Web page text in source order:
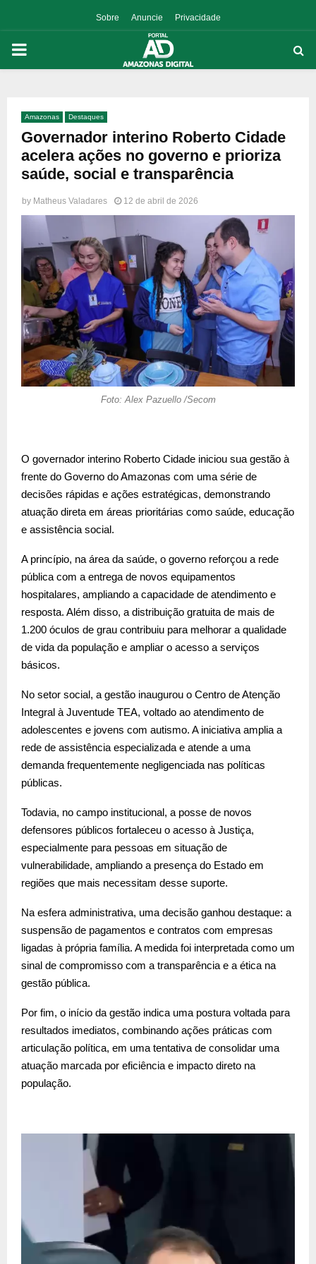
Sobre Anuncie Privacidade
PRIMARY
Amazonas Destaques
Governador interino Roberto Cidade
acelera ações no governo e prioriza
saúde, social e transparência
by Matheus Valadares 12 de abril de 2026
Foto: Alex Pazuello /Secom
O governador interino Roberto Cidade iniciou sua gestão à
frente do Governo do Amazonas com uma série de
decisões rápidas e ações estratégicas, demonstrando
atuação direta em áreas prioritárias como saúde, educação
e assistência social.
A princípio, na área da saúde, o governo reforçou a rede
pública com a entrega de novos equipamentos
hospitalares, ampliando a capacidade de atendimento e
resposta. Além disso, a distribuição gratuita de mais de
1.200 óculos de grau contribuiu para melhorar a qualidade
de vida da população e ampliar o acesso a serviços
básicos.
No setor social, a gestão inaugurou o Centro de Atenção
Integral à Juventude TEA, voltado ao atendimento de
adolescentes e jovens com autismo. A iniciativa amplia a
rede de assistência especializada e atende a uma
demanda frequentemente negligenciada nas políticas
públicas.
Todavia, no campo institucional, a posse de novos
defensores públicos fortaleceu o acesso à Justiça,
especialmente para pessoas em situação de
vulnerabilidade, ampliando a presença do Estado em
regiões que mais necessitam desse suporte.
Na esfera administrativa, uma decisão ganhou destaque: a
suspensão de pagamentos e contratos com empresas
ligadas à própria família. A medida foi interpretada como um
sinal de compromisso com a transparência e a ética na
gestão pública.
Por fim, o início da gestão indica uma postura voltada para
resultados imediatos, combinando ações práticas com
articulação política, em uma tentativa de consolidar uma
atuação marcada por eficiência e impacto direto na
população.
o